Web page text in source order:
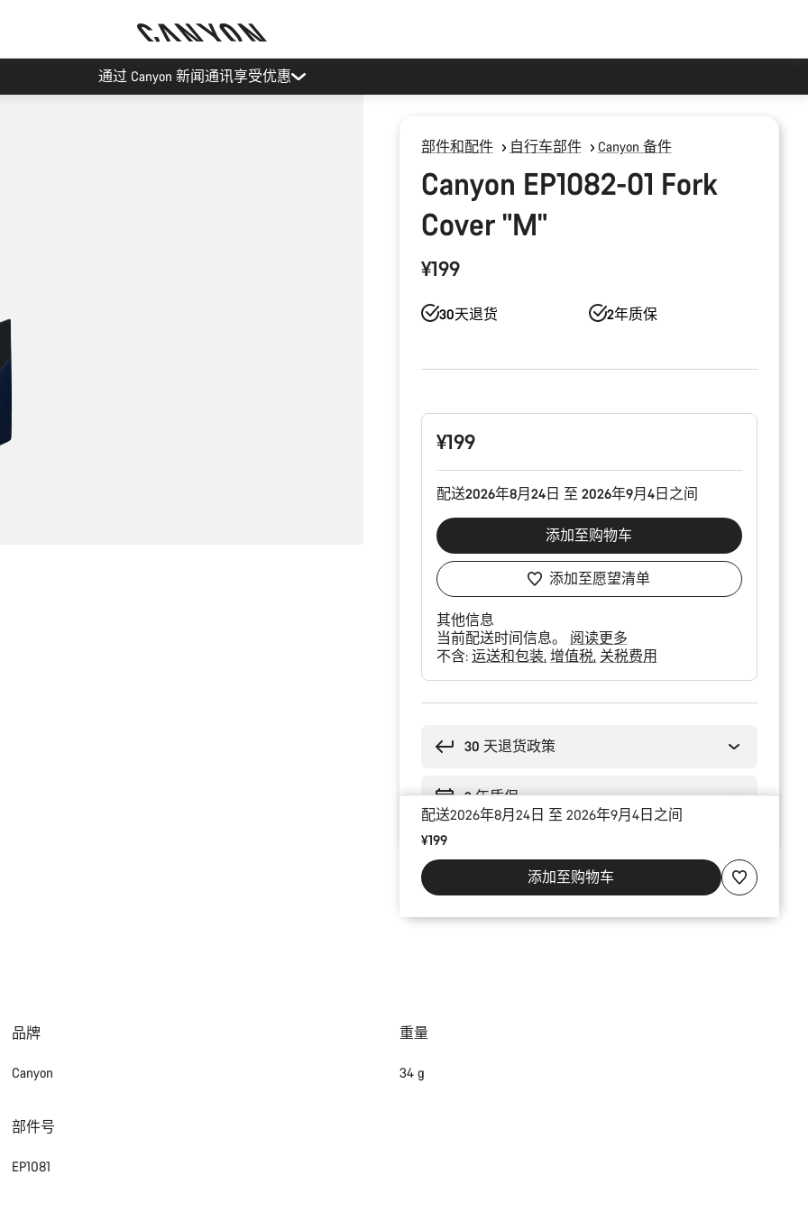
通过 Canyon 新闻通讯享受优惠
部件和配件 自行车部件 Canyon 备件
Canyon EP1082-01 Fork
Cover "M"
¥199
30天退货 2年质保
配
¥199
配送2026年8月24日 至 2026年9月4日之间
添加至购物车
添加至愿望清单
其他信息
当前配送时间信息。 阅读更多
不含: 运送和包装 增值税 关税费用
30 天退货政策
2 年质保
配送2026年8月24日 至 2026年9月4日之间
¥199
添加至购物车
品牌
Canyon
重量
34 g
部件号
EP1081